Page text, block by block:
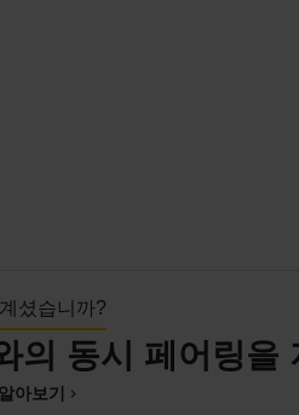
셨습니까?
의 동시 페어링을
chevron_right
아보기